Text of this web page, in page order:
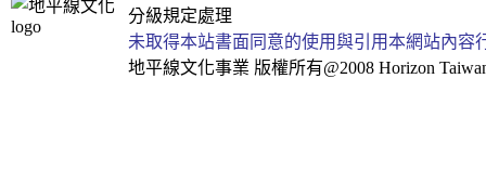
分級規定處理
未取得本站書面同意的使用與引用本網站內
地平線文化事業 版權所有@2008 Horizon